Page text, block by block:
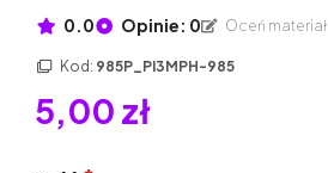
0.0 Opinie: 0 Oceń materiał
Kod: 985P_PI3MPH-985
5,00 zł